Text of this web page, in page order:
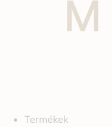
Termékek